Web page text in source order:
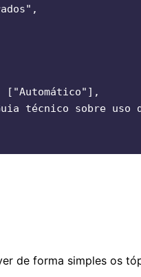
["Automático"],
técnico sobre uso
de forma simples os